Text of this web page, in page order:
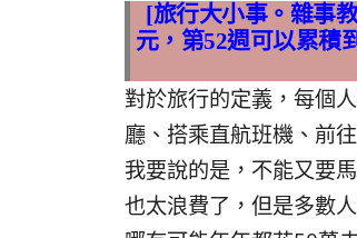
[旅行大小事。雜事
元，第52週可以累積
對於旅行的定義，每個
廳、搭乘直航班機、前
我要說的是，不能又要
也太浪費了，但是多數